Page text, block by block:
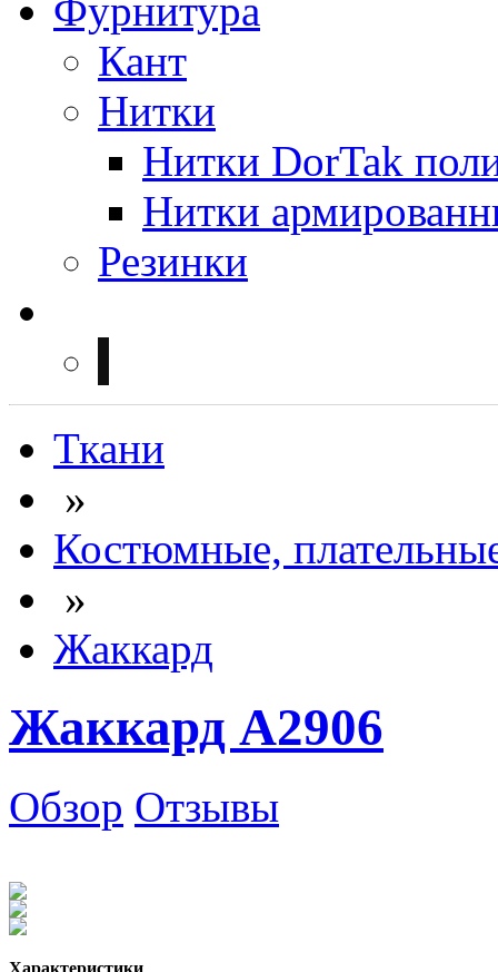
Фурнитура
Кант
Нитки
Нитки DorTak
Нитки
Резинки
Ткани
»
Костюмные,
»
Жаккард
Жаккард А2906
Обзор Отзывы